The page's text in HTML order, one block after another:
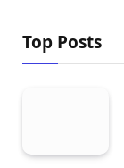
Top Posts